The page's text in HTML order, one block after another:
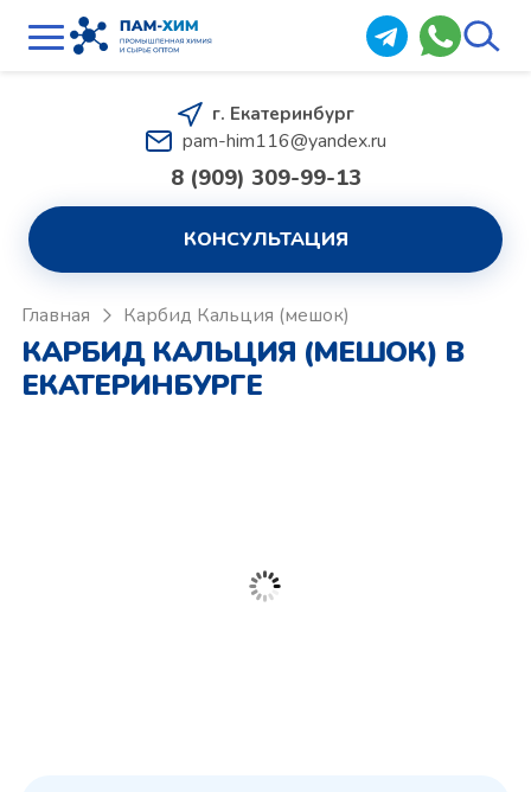
г. Екатеринбург
pam-him116@yandex.ru
8 (909) 309-99-13
КОНСУЛЬТАЦИЯ
Главная Карбид Кальция (мешок)
КАРБИД КАЛЬЦИЯ (МЕШОК) В
ЕКАТЕРИНБУРГЕ